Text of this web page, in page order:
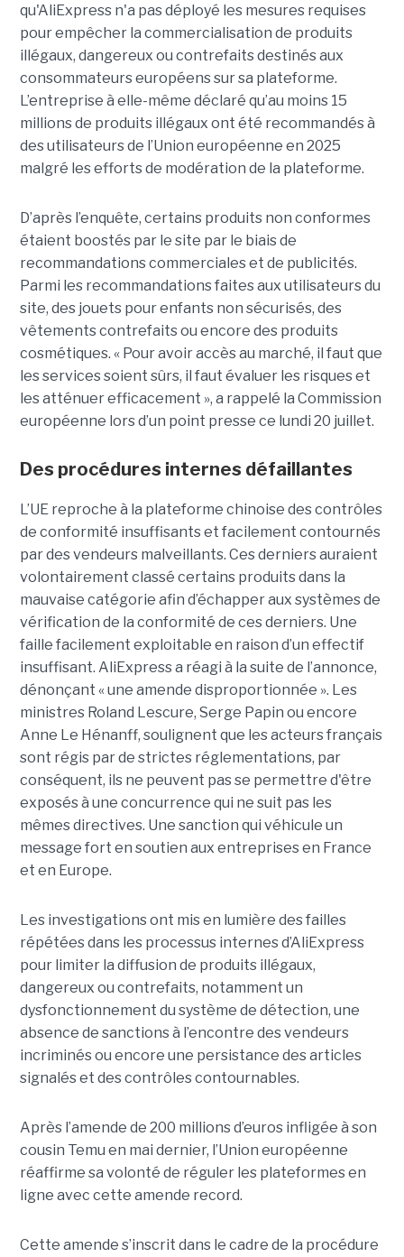
qu'AliExpress n'a pas déployé les mesures requises
pour empêcher la commercialisation de produits
illégaux, dangereux ou contrefaits destinés aux
consommateurs européens sur sa plateforme.
L’entreprise à elle-même déclaré qu’au moins 15
millions de produits illégaux ont été recommandés à
des utilisateurs de l’Union européenne en 2025
malgré les efforts de modération de la plateforme.
D’après l’enquête, certains produits non conformes
étaient boostés par le site par le biais de
recommandations commerciales et de publicités.
Parmi les recommandations faites aux utilisateurs du
site, des jouets pour enfants non sécurisés, des
vêtements contrefaits ou encore des produits
cosmétiques. « Pour avoir accès au marché, il faut que
les services soient sûrs, il faut évaluer les risques et
les atténuer efficacement », a rappelé la Commission
européenne lors d’un point presse ce lundi 20 juillet.
Des procédures internes défaillantes
L’UE reproche à la plateforme chinoise des contrôles
de conformité insuffisants et facilement contournés
par des vendeurs malveillants. Ces derniers auraient
volontairement classé certains produits dans la
mauvaise catégorie afin d’échapper aux systèmes de
vérification de la conformité de ces derniers. Une
faille facilement exploitable en raison d’un effectif
insuffisant. AliExpress a réagi à la suite de l’annonce,
dénonçant « une amende disproportionnée ». Les
ministres Roland Lescure, Serge Papin ou encore
Anne Le Hénanff, soulignent que les acteurs français
sont régis par de strictes réglementations, par
conséquent, ils ne peuvent pas se permettre d'être
exposés à une concurrence qui ne suit pas les
mêmes directives. Une sanction qui véhicule un
message fort en soutien aux entreprises en France
et en Europe.
Les investigations ont mis en lumière des failles
répétées dans les processus internes d’AliExpress
pour limiter la diffusion de produits illégaux,
dangereux ou contrefaits, notamment un
dysfonctionnement du système de détection, une
absence de sanctions à l’encontre des vendeurs
incriminés ou encore une persistance des articles
signalés et des contrôles contournables.
Après l’amende de 200 millions d’euros infligée à son
cousin Temu en mai dernier, l’Union européenne
réaffirme sa volonté de réguler les plateformes en
ligne avec cette amende record.
Cette amende s’inscrit dans le cadre de la procédure